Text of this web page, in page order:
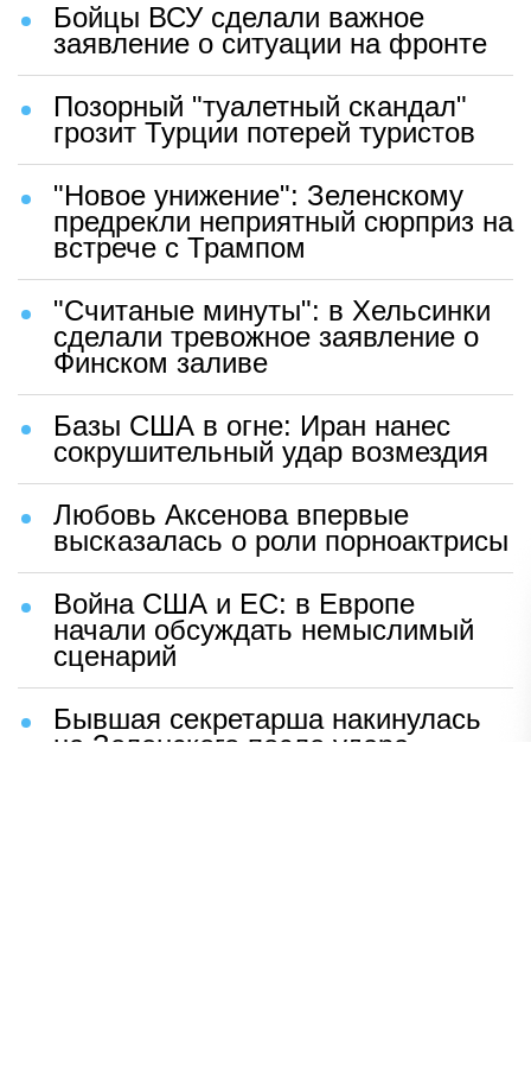
Бойцы ВСУ сделали важное
заявление о ситуации на фронте
Позорный "туалетный скандал"
грозит Турции потерей туристов
"Новое унижение": Зеленскому
предрекли неприятный сюрприз на
встрече с Трампом
"Считаные минуты": в Хельсинки
сделали тревожное заявление о
Финском заливе
Базы США в огне: Иран нанес
сокрушительный удар возмездия
Любовь Аксенова впервые
высказалась о роли порноактрисы
Война США и ЕС: в Европе
начали обсуждать немыслимый
сценарий
Бывшая секретарша накинулась
на Зеленского после удара